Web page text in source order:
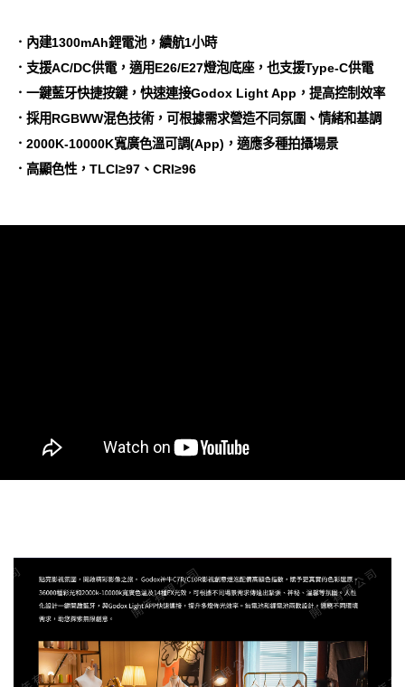
．內建1300mAh鋰電池，續航1小時
．支援AC/DC供電，適用E26/E27燈泡底座，也支援Type-C供電
．一鍵藍牙快捷按鍵，快速連接Godox Light App，提高控制效率
．採用RGBWW混色技術，可根據需求營造不同氛圍、情緒和基調
．2000K-10000K寬廣色溫可調(App)，適應多種拍攝場景
．高顯色性，TLCI≥97、CRI≥96